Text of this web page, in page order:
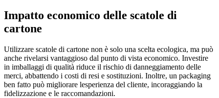
Impatto economico delle scatole di
cartone
Utilizzare scatole di cartone non è solo una scelta ecologica, ma può
anche rivelarsi vantaggioso dal punto di vista economico. Investire
in imballaggi di qualità riduce il rischio di danneggiamento delle
merci, abbattendo i costi di resi e sostituzioni. Inoltre, un packaging
ben fatto può migliorare lesperienza del cliente, incoraggiando la
fidelizzazione e le raccomandazioni.